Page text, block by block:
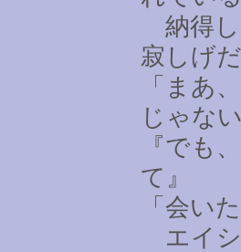
納得し
寂しげ
「まあ
じゃな
『でも
て』
「会い
エイシ